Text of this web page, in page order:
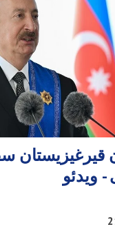
قیرغیزیستان
- ویدئو